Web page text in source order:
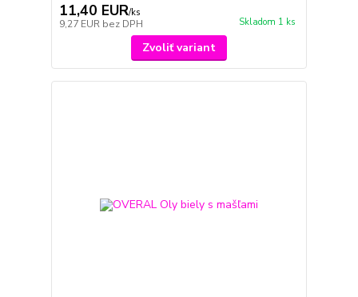
11,40 EUR/ks
9,27 EUR bez DPH Skladom 1 ks
Zvoliť variant